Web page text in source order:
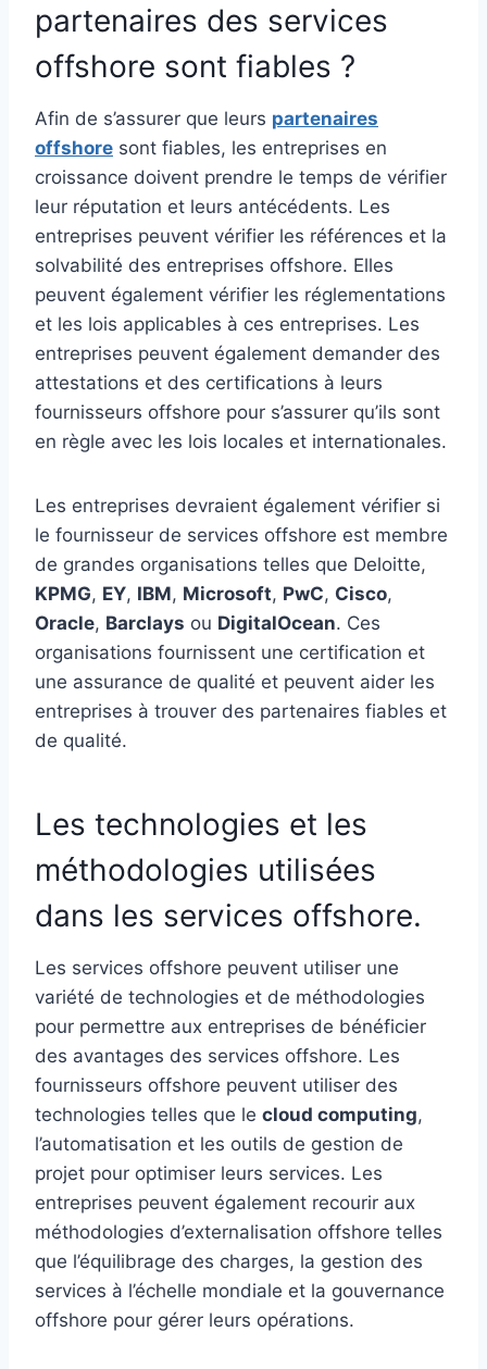
partenaires des services
offshore sont fiables ?
Afin de s’assurer que leurs partenaires
offshore sont fiables, les entreprises en
croissance doivent prendre le temps de vérifier
leur réputation et leurs antécédents. Les
entreprises peuvent vérifier les références et la
solvabilité des entreprises offshore. Elles
peuvent également vérifier les réglementations
et les lois applicables à ces entreprises. Les
entreprises peuvent également demander des
attestations et des certifications à leurs
fournisseurs offshore pour s’assurer qu’ils sont
en règle avec les lois locales et internationales.
Les entreprises devraient également vérifier si
le fournisseur de services offshore est membre
de grandes organisations telles que Deloitte,
KPMG, EY, IBM, Microsoft, PwC, Cisco,
Oracle, Barclays ou DigitalOcean. Ces
organisations fournissent une certification et
une assurance de qualité et peuvent aider les
entreprises à trouver des partenaires fiables et
de qualité.
Les technologies et les
méthodologies utilisées
dans les services offshore.
Les services offshore peuvent utiliser une
variété de technologies et de méthodologies
pour permettre aux entreprises de bénéficier
des avantages des services offshore. Les
fournisseurs offshore peuvent utiliser des
technologies telles que le cloud computing,
l’automatisation et les outils de gestion de
projet pour optimiser leurs services. Les
entreprises peuvent également recourir aux
méthodologies d’externalisation offshore telles
que l’équilibrage des charges, la gestion des
services à l’échelle mondiale et la gouvernance
offshore pour gérer leurs opérations.